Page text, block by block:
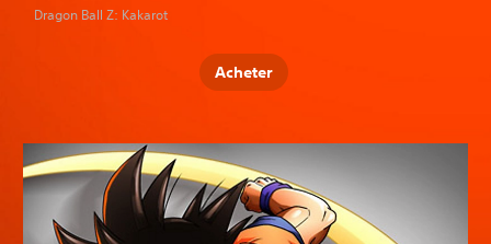
Dragon Ball Z: Kakarot
Acheter